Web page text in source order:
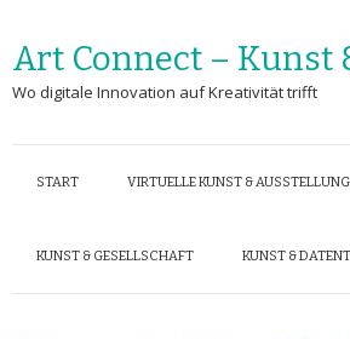
Art Connect – Kunst
Wo digitale Innovation auf Kreativität trifft
START VIRTUELLE KUNST &
KUNST & GESELLSCHAFT KUNST &